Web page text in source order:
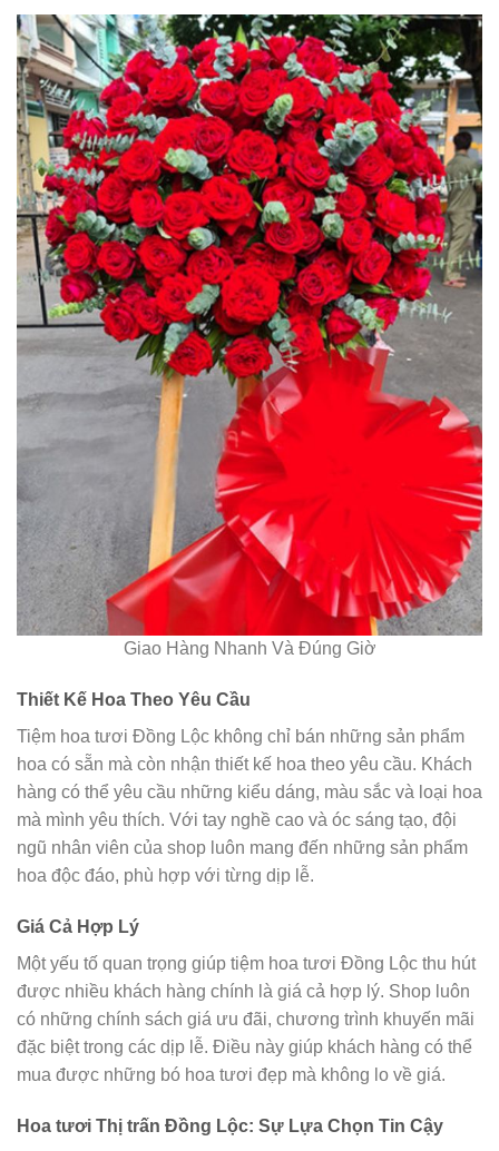
Giao Hàng Nhanh Và Đúng Giờ
Thiết Kế Hoa Theo Yêu Cầu
Tiệm hoa tươi Đồng Lộc không chỉ bán những sản phẩm
hoa có sẵn mà còn nhận thiết kế hoa theo yêu cầu. Khách
hàng có thể yêu cầu những kiểu dáng, màu sắc và loại hoa
mà mình yêu thích. Với tay nghề cao và óc sáng tạo, đội
ngũ nhân viên của shop luôn mang đến những sản phẩm
hoa độc đáo, phù hợp với từng dịp lễ.
Giá Cả Hợp Lý
Một yếu tố quan trọng giúp tiệm hoa tươi Đồng Lộc thu hút
được nhiều khách hàng chính là giá cả hợp lý. Shop luôn
có những chính sách giá ưu đãi, chương trình khuyến mãi
đặc biệt trong các dịp lễ. Điều này giúp khách hàng có thể
mua được những bó hoa tươi đẹp mà không lo về giá.
Hoa tươi Thị trấn Đồng Lộc: Sự Lựa Chọn Tin Cậy